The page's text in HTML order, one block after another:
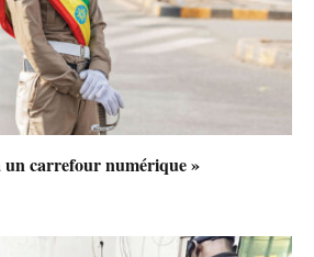
un carrefour numérique »